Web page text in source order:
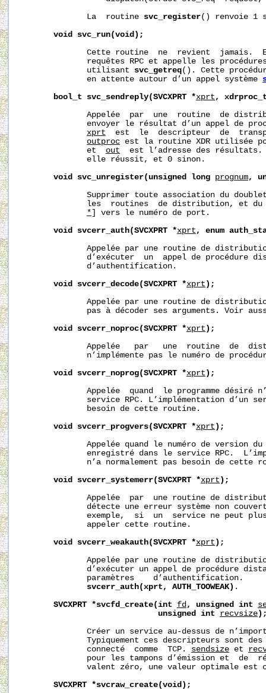
              La  routine
svc_register() renvoie 1
void
svc_run(void);
Cette routine  ne  revient  jamais.
requêtes RPC et appelle les
              utilisant
svc_getreq(). Cette
              en attente autour d’un appel système
bool_t
svc_sendreply(SVCXPRT *xprt ,
Appelée  par  une  routine  de
envoyer le résultat d’un appel de
xprt
est  le  descripteur  de
outproc est la routine XDR utilisée
              et
out
est l’adresse des
              elle réussit, et 0 sinon.
void
svc_unregister(unsigned long prognum,
Supprimer toute association du
les  routines  de distribution, et du
* ] vers le numéro de port.
void
svcerr_auth(SVCXPRT *xprt , enum
Appelée par une routine de
d’exécuter  un  appel de procédure
              d’authentification.
void
svcerr_decode(SVCXPRT *xprt );
Appelée par une routine de
pas à décoder ses arguments. Voir
void
svcerr_noproc(SVCXPRT *xprt );
Appelée   par   une  routine  de
n’implémente pas le numéro de
void
svcerr_noprog(SVCXPRT *xprt );
Appelée  quand  le programme désiré
service RPC. L’implémentation d’un
              besoin de cette routine.
void
svcerr_progvers(SVCXPRT *xprt );
Appelée quand le numéro de version
enregistré dans le service RPC.
n’a normalement pas besoin de cette
void
svcerr_systemerr(SVCXPRT *xprt );
Appelée  par  une routine de
détecte une erreur système non
exemple,  si  un  service ne peut
              appeler cette routine.
void
svcerr_weakauth(SVCXPRT *xprt );
Appelée par une routine de
d’exécuter un appel de procédure
paramètres    d’authentification.
svcerr_auth(xprt,
AUTH_TOOWEAK) .
SVCXPRT *svcfd_create(int fd , unsigned int
unsigned
int recvsize
Créer un service au-dessus de
Typiquement ces descripteurs sont
              connecté  comme  TCP.
sendsize et
pour les tampons d’émission et  de
valent zéro, une valeur optimale est
SVCXPRT *svcraw_create(void);